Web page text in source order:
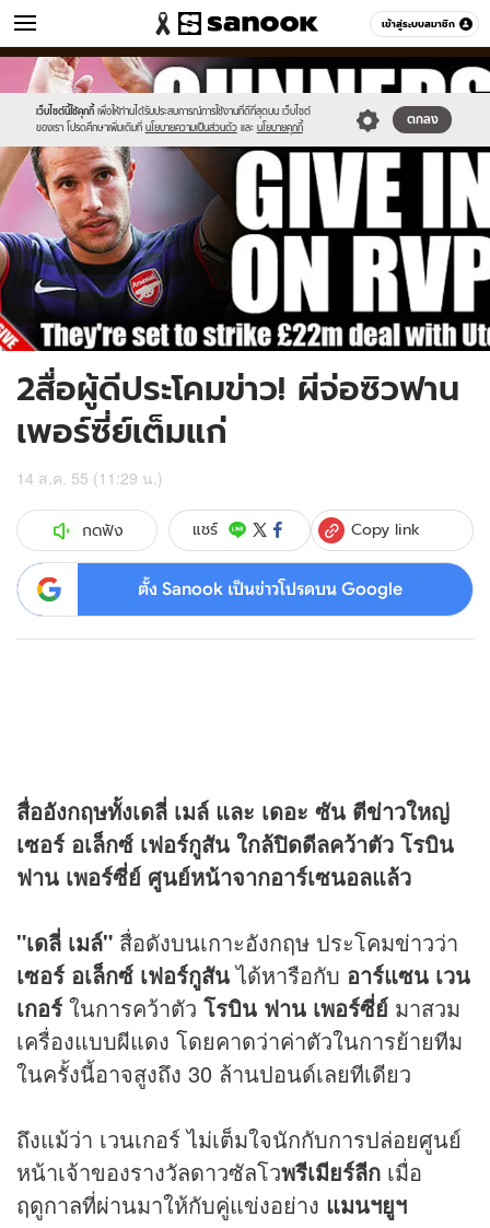
เข้าสู่ระบบสมาชิก
ข่าว หมวดอื่นๆ
เว็บไซต์นี้ใช้คุกกี้ เพื่อให้ท่านได้รับประสบการณ์การใช้งานที่ดีที่สุดบน เว็บไซต์
ของเรา โปรดศึกษาเพิ่มเติมที่ นโยบายความเป็นส่วนตัว และ นโยบายคุกกี้
ตกลง
Sanook
//s.isanook.com/sr/0/images/logo-
new-
sanook.png
600
60
//s.isanook.com/ns/0/ud/227/1136176/4.jpg
2สื่อผู้ดีประโคมข่าว! ผีจ่อซิวฟาน
เพอร์ซี่ย์เต็มแก่
14 ส.ค. 55 (11:29 น.)
กดฟัง แชร์ Copy link
ตั้ง Sanook เป็นข่าวโปรดบน Google
สื่ออังกฤษทั้งเดลี่ เมล์ และ เดอะ ซัน ตีข่าวใหญ่
เซอร์ อเล็กซ์ เฟอร์กูสัน ใกล้ปิดดีลคว้าตัว โรบิน
ฟาน เพอร์ซี่ย์ ศูนย์หน้าจากอาร์เซนอลแล้ว
"เดลี่ เมล์" สื่อดังบนเกาะอังกฤษ ประโคมข่าวว่า
เซอร์ อเล็กซ์ เฟอร์กูสันได้หารือกับ อาร์แซน เวน
เกอร์ ในการคว้าตัว โรบิน ฟาน เพอร์ซี่ย์ มาสวม
เครื่องแบบผีแดง โดยคาดว่าค่าตัวในการย้ายทีม
ในครั้งนี้อาจสูงถึง 30 ล้านปอนด์เลยทีเดียว
ถึงแม้ว่า เวนเกอร์ ไม่เต็มใจนักกับการปล่อยศูนย์
หน้าเจ้าของรางวัลดาวซัลโวพรีเมียร์ลีก เมื่อ
ฤดูกาลที่ผ่านมาให้กับคู่แข่งอย่าง แมนฯยูฯ